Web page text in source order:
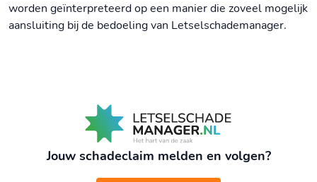
worden geïnterpreteerd op een manier die zoveel mogelijk
aansluiting bij de bedoeling van Letselschademanager.
Jouw schadeclaim melden en volgen?